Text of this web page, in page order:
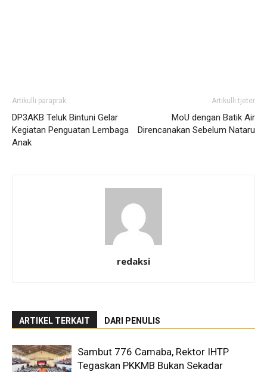
Artikulli paraprak
DP3AKB Teluk Bintuni Gelar
Kegiatan Penguatan Lembaga
Anak
Artikulli tjetër
MoU dengan Batik Air
Direncanakan Sebelum Nataru
redaksi
ARTIKEL TERKAIT DARI PENULIS
Sambut 776 Camaba, Rektor IHTP
Tegaskan PKKMB Bukan Sekadar